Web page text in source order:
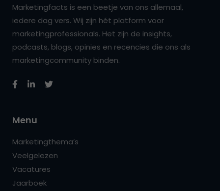
Marketingfacts is een beetje van ons allemaal,
iedere dag vers. Wij zijn hét platform voor
marketingprofessionals. Het zijn de insights,
podcasts, blogs, opinies en recencies die ons als
marketingcommunity binden.
Menu
Marketingthema’s
Veelgelezen
Vacatures
Jaarboek